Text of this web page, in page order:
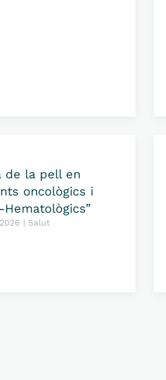
de la pell en
oncològics i
Hematològics”
| Salut